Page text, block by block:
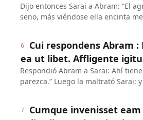
Dijo entonces Sarai a Abram: “El
seno, más viéndose ella encinta
6
Cui respondens Abram
ea ut libet. Affligente
Respondió Abram a Sarai: Ahí
parezca.” Luego la maltrató Sarai;
7
Cumque invenisset